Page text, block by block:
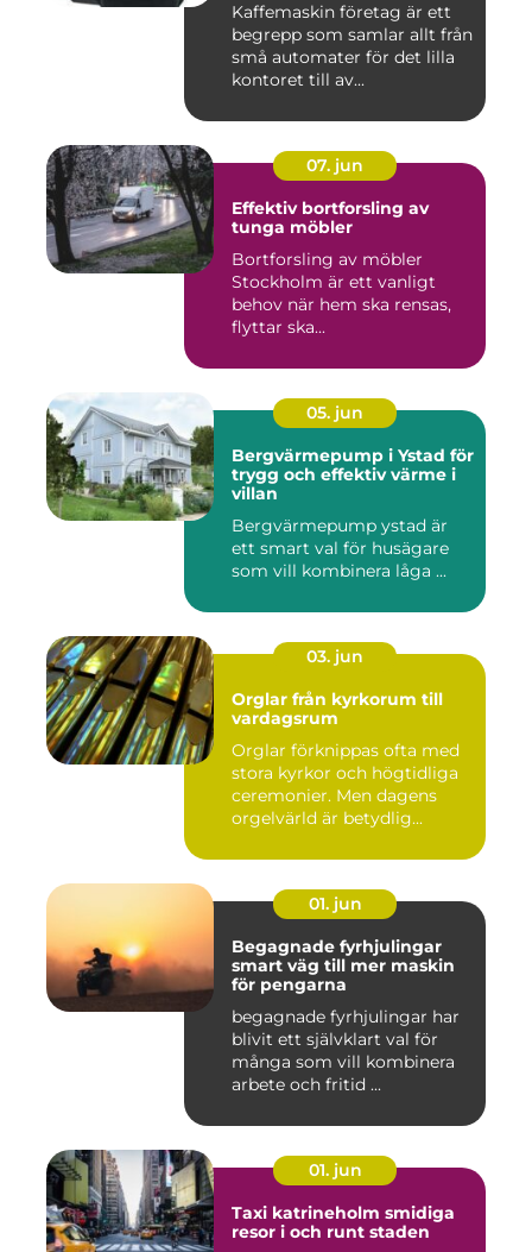
Kaffemaskin företag är ett
begrepp som samlar allt från
små automater för det lilla
kontoret till av...
07. jun
Effektiv bortforsling av
tunga möbler
Bortforsling av möbler
Stockholm är ett vanligt
behov när hem ska rensas,
flyttar ska...
05. jun
Bergvärmepump i Ystad för
trygg och effektiv värme i
villan
Bergvärmepump ystad är
ett smart val för husägare
som vill kombinera låga ...
03. jun
Orglar från kyrkorum till
vardagsrum
Orglar förknippas ofta med
stora kyrkor och högtidliga
ceremonier. Men dagens
orgelvärld är betydlig...
01. jun
Begagnade fyrhjulingar
smart väg till mer maskin
för pengarna
begagnade fyrhjulingar har
blivit ett självklart val för
många som vill kombinera
arbete och fritid ...
01. jun
Taxi katrineholm smidiga
resor i och runt staden